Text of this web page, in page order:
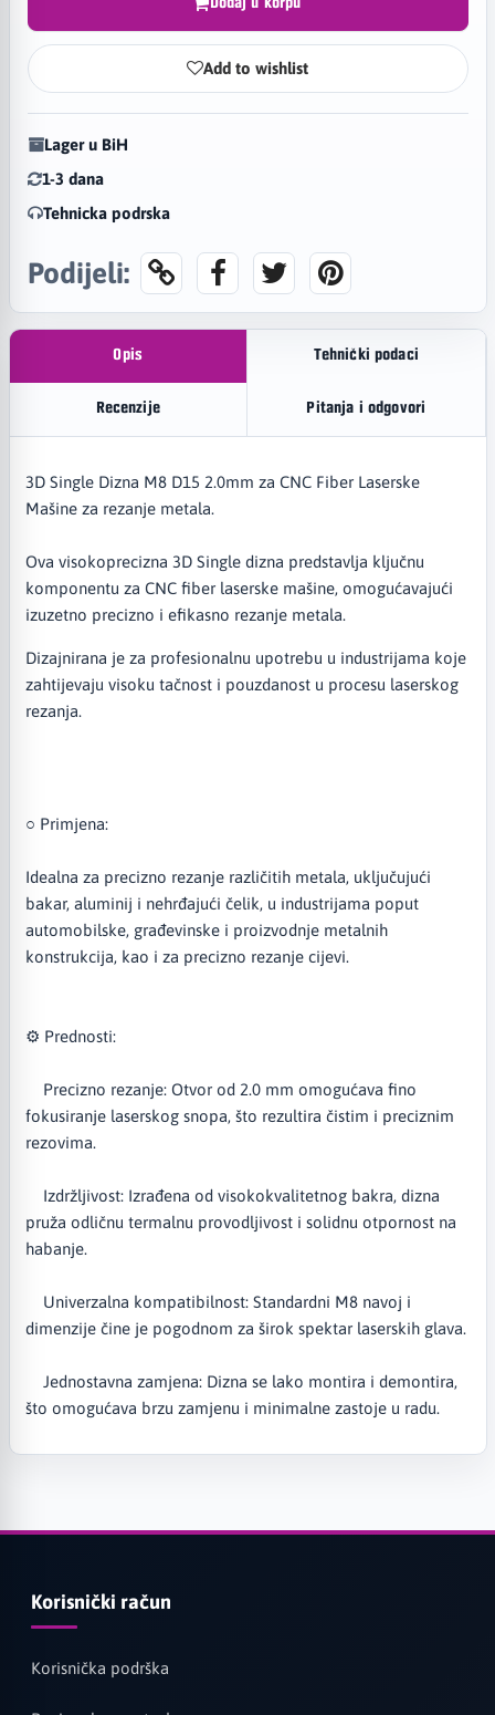
Dodaj u korpu
Add to wishlist
Lager u BiH
1-3 dana
Tehnicka podrska
Podijeli:
Opis Tehnički podaci
Recenzije Pitanja i odgovori
3D Single Dizna M8 D15 2.0mm za CNC Fiber Laserske
Mašine za rezanje metala.
Ova visokoprecizna 3D Single dizna predstavlja ključnu
komponentu za CNC fiber laserske mašine, omogućavajući
izuzetno precizno i efikasno rezanje metala.
Dizajnirana je za profesionalnu upotrebu u industrijama koje
zahtijevaju visoku tačnost i pouzdanost u procesu laserskog
rezanja.
○ Primjena:
Idealna za precizno rezanje različitih metala, uključujući
bakar, aluminij i nehrđajući čelik, u industrijama poput
automobilske, građevinske i proizvodnje metalnih
konstrukcija, kao i za precizno rezanje cijevi.
⚙️ Prednosti:
Precizno rezanje: Otvor od 2.0 mm omogućava fino
fokusiranje laserskog snopa, što rezultira čistim i preciznim
rezovima.
Izdržljivost: Izrađena od visokokvalitetnog bakra, dizna
pruža odličnu termalnu provodljivost i solidnu otpornost na
habanje.
Univerzalna kompatibilnost: Standardni M8 navoj i
dimenzije čine je pogodnom za širok spektar laserskih glava.
Jednostavna zamjena: Dizna se lako montira i demontira,
što omogućava brzu zamjenu i minimalne zastoje u radu.
Korisnički račun
Korisnička podrška